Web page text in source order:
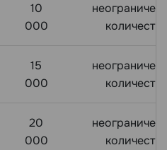
10
000
15
000
20
000